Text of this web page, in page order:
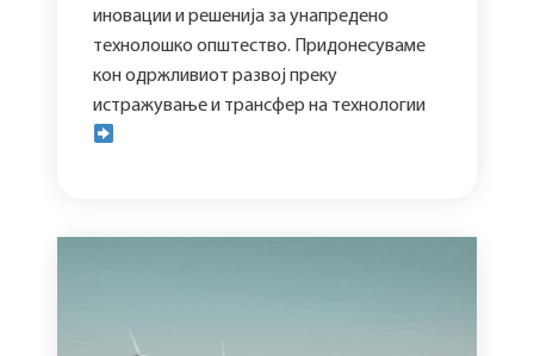
иновации и решенија за унапредено
технолошко општество. Придонесуваме
кон одржливиот развој преку
истражување и трансфер на технологии